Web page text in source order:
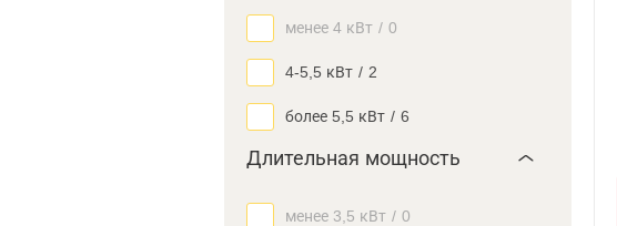
менее 4 кВт / 0
4-5,5 кВт / 2
более 5,5 кВт / 6
Длительная мощность
менее 3,5 кВт / 0